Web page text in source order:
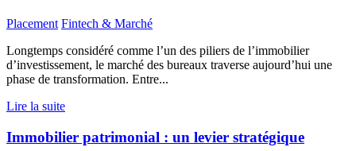
Placement Fintech & Marché
Longtemps considéré comme l’un des piliers de l’immobilier
d’investissement, le marché des bureaux traverse aujourd’hui une
phase de transformation. Entre...
Lire la suite
Immobilier patrimonial : un levier stratégique